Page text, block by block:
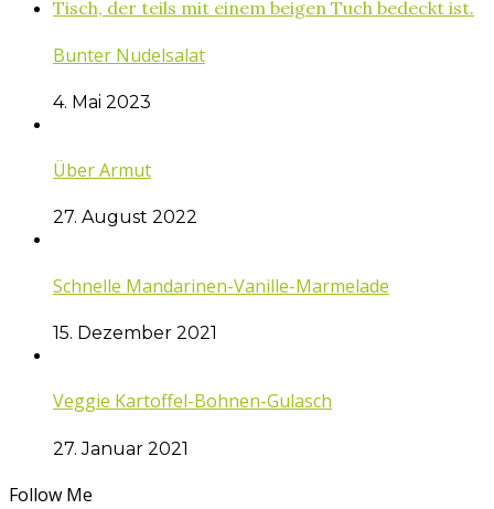
Bunter Nudelsalat
4. Mai 2023
Über Armut
27. August 2022
Schnelle Mandarinen-Vanille-Marmelade
15. Dezember 2021
Veggie Kartoffel-Bohnen-Gulasch
27. Januar 2021
Follow Me